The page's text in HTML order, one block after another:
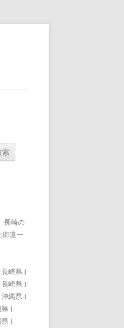
長崎の
道ー
崎県 )
崎県 )
縄県 )
)
)